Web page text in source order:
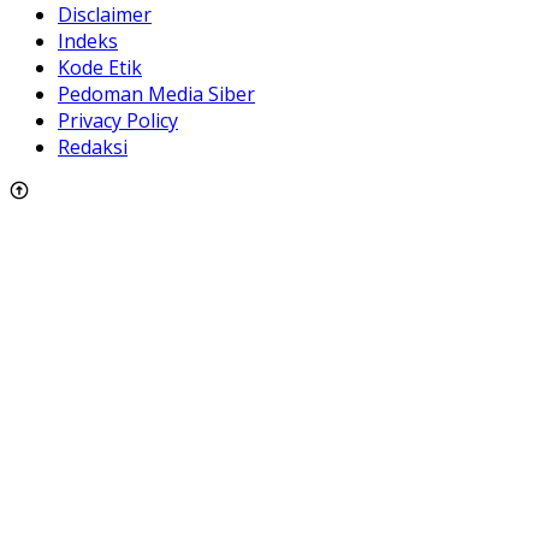
Disclaimer
Indeks
Kode Etik
Pedoman Media Siber
Privacy Policy
Redaksi